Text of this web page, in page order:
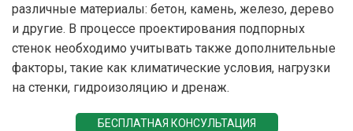
различные материалы: бетон, камень, железо, дерево
и другие. В процессе проектирования подпорных
стенок необходимо учитывать также дополнительные
факторы, такие как климатические условия, нагрузки
на стенки, гидроизоляцию и дренаж.
БЕСПЛАТНАЯ КОНСУЛЬТАЦИЯ